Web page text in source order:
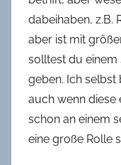
dabeihaben, z.B.
aber ist mit
solltest du einem
geben. Ich selbst
auch wenn diese
schon an einem
eine große Rolle